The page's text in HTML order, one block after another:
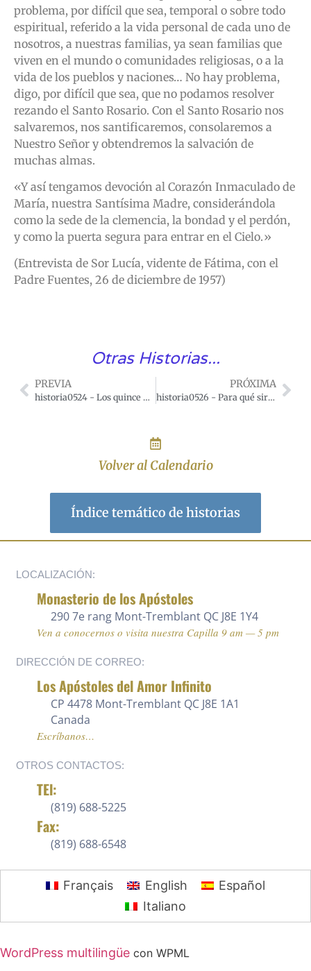
problema, por difícil que sea, temporal o sobre todo
espiritual, referido a la vida personal de cada uno de
nosotros, a nuestras familias, ya sean familias que
viven en el mundo o comunidades religiosas, o a la
vida de los pueblos y naciones… No hay problema,
digo, por difícil que sea, que no podamos resolver
rezando el Santo Rosario. Con el Santo Rosario nos
salvaremos, nos santificaremos, consolaremos a
Nuestro Señor y obtendremos la salvación de
muchas almas.
«Y así tengamos devoción al Corazón Inmaculado de
María, nuestra Santísima Madre, considerándola
como la sede de la clemencia, la bondad y el perdón,
y como la puerta segura para entrar en el Cielo.»
(Entrevista de Sor Lucía, vidente de Fátima, con el
Padre Fuentes, 26 de diciembre de 1957)
Otras Historias...
PREVIA
historia0524 - Los quince misterios del Rosario
PRÓXIMA
historia0526 - Para qué sirve rezar el Rosario
Volver al Calendario
Índice temático de historias
LOCALIZACIÓN:
Monasterio de los Apóstoles
290 7e rang Mont-Tremblant QC J8E 1Y4
Ven a conocernos o visita nuestra Capilla 9 am — 5 pm
DIRECCIÓN DE CORREO:
Los Apóstoles del Amor Infinito
CP 4478 Mont-Tremblant QC J8E 1A1
Canada
Escríbanos…
OTROS CONTACTOS:
TEl:
(819) 688-5225 ‍
Fax:
(819) 688-6548
Français English
Español
Italiano
WordPress multilingüe con WPML